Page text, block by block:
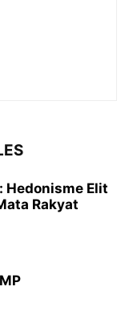
Hedonisme Elit
Rakyat